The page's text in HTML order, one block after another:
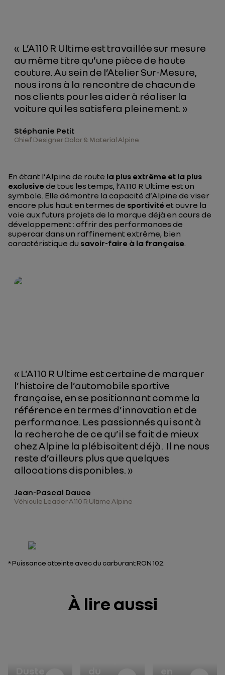
« L’A110 R Ultime est travaillée sur mesure
au même titre qu’une pièce de haute
couture. Au sein de l’Atelier Sur-Mesure,
nous irons à la rencontre de chacun de
nos clients pour les aider à réaliser la
voiture qui les satisfera pleinement. »
Stéphanie Petit
Chief Designer Color & Material Alpine
En étant l’Alpine de route la plus extrême et la plus
exclusive de tous les temps, l’A110 R Ultime est un
symbole. Elle démontre la capacité d’Alpine de viser
encore plus haut en termes de sportivité et ouvre la
voie aux futurs projets de la marque déjà en cours de
développement : offrir des performances de
supercar dans un raffinement extrême, bien
caractéristique du savoir-faire à la française.
« L’A110 R Ultime est certaine de marquer
l’histoire de l’automobile sportive
française, en se positionnant comme la
référence en termes d’innovation et de
performance. Les passionnés qui sont à
la recherche de ce qu’il se fait de mieux
chez Alpine la plébiscitent déjà. Il ne nous
reste d’ailleurs plus que quelques
allocations disponibles. »
Jean-Pascal Dauce
Véhicule Leader A110 R Ultime Alpine
* Puissance atteinte avec du carburant RON 102.
À lire aussi